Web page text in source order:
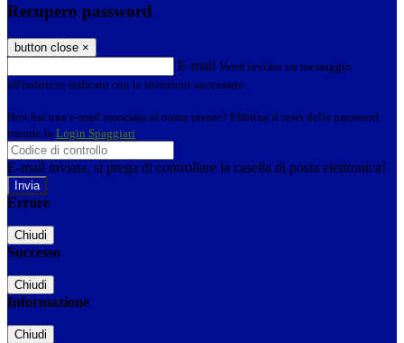
Recupero password
button close ×
E-mail Verrà inviato un messaggio
all'indirizzo indicato con le istruzioni necessarie.
Non hai una e-mail associata al nome utente? Effettua il reset della password
tramite la Login Spaggiari
E-mail inviata, si prega di controllare la casella di posta elettronica!
Errore
Chiudi
Successo
Chiudi
Informazione
Chiudi